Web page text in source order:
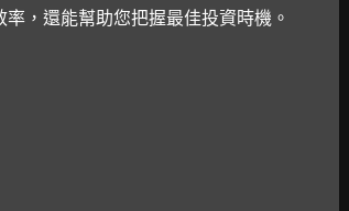
，還能幫助您把握最佳投資時機。